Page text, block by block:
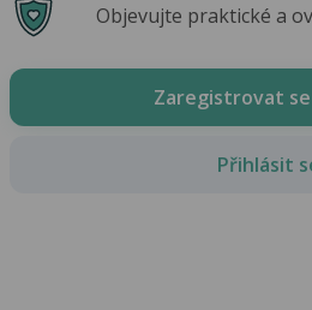
Objevujte praktické a
Zaregistrovat
Přihlásit